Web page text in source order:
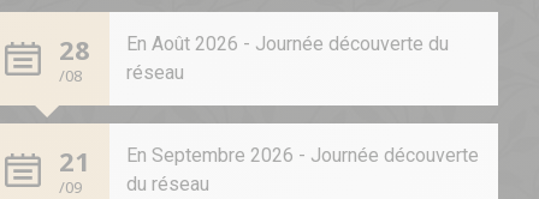
28
/08
En Août 2026 - Journée découverte du
réseau
21
/09
En Septembre 2026 - Journée découverte
du réseau